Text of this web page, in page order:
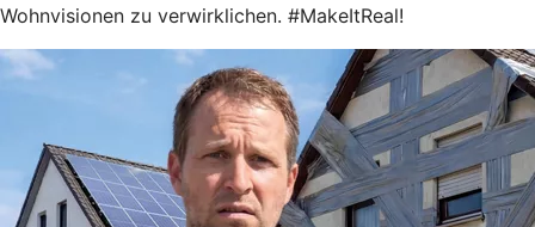
Wohnvisionen zu verwirklichen. #MakeItReal!